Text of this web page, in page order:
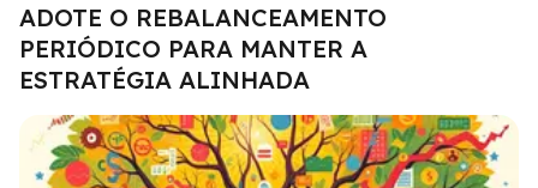
ADOTE O REBALANCEAMENTO
PERIÓDICO PARA MANTER A
ESTRATÉGIA ALINHADA